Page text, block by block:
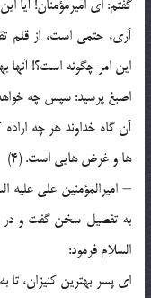
گفتم: اي اميرمؤمنان! آيا
آري، حتمي است، از قلم
اين امر چگونه است؟! آنها
اصبغ پرسيد: سپس چه
آن گاه خداوند هر چه
ها و غرض هايي است. (4)
– اميرالمؤمنين علي
به تفصيل سخن گفت و
السلام فرمود:
اي پسر بهترين کنيزان، تا